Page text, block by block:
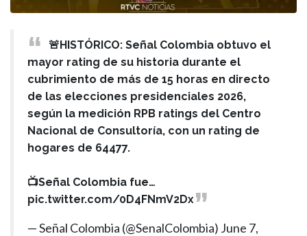
🚨HISTÓRICO: Señal Colombia obtuvo el
mayor rating de su historia durante el
cubrimiento de más de 15 horas en directo
de las elecciones presidenciales 2026,
según la medición RPB ratings del Centro
Nacional de Consultoría, con un rating de
hogares de 64477.
📺Señal Colombia fue…
pic.twitter.com/0D4FNmV2Dx
— Señal Colombia (@SenalColombia) June 7,